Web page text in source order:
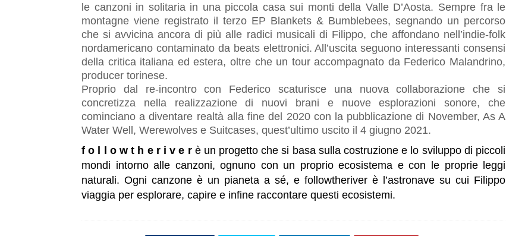
le canzoni in solitaria in una piccola casa sui monti della Valle D’Aosta. Sempre fra le
montagne viene registrato il terzo EP Blankets & Bumblebees, segnando un percorso
che si avvicina ancora di più alle radici musicali di Filippo, che affondano nell’indie-folk
nordamericano contaminato da beats elettronici. All’uscita seguono interessanti consensi
della critica italiana ed estera, oltre che un tour accompagnato da Federico Malandrino,
producer torinese.
Proprio dal re-incontro con Federico scaturisce una nuova collaborazione che si
concretizza nella realizzazione di nuovi brani e nuove esplorazioni sonore, che
cominciano a diventare realtà alla fine del 2020 con la pubblicazione di November, As A
Water Well, Werewolves e Suitcases, quest’ultimo uscito il 4 giugno 2021.
f o l l o w t h e r i v e r è un progetto che si basa sulla costruzione e lo sviluppo di piccoli
mondi intorno alle canzoni, ognuno con un proprio ecosistema e con le proprie leggi
naturali. Ogni canzone è un pianeta a sé, e followtheriver è l’astronave su cui Filippo
viaggia per esplorare, capire e infine raccontare questi ecosistemi.